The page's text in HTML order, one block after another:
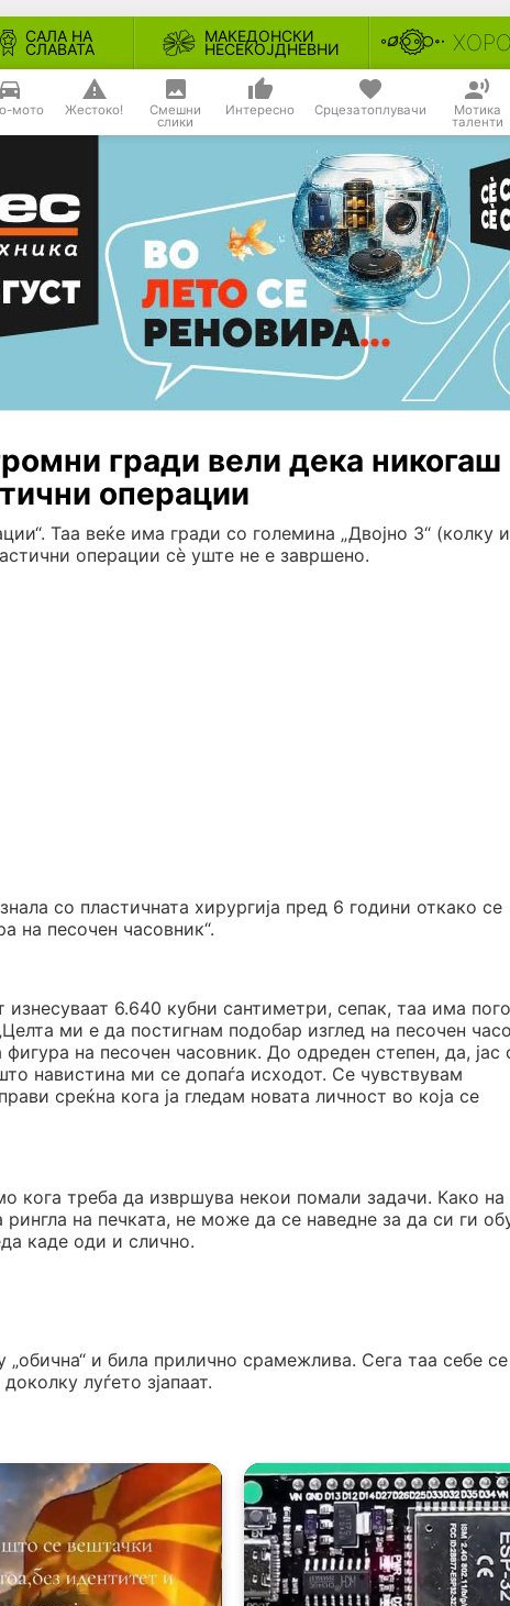
САЛА НА
СЛАВАТА
МАКЕДОНСКИ
НЕСЕКОЈДНЕВНИ
мото Жестоко! Смешни
слики
Интересно Срцезатоплувачи Мотика
таленти
гради вели дека никогаш
операции
Таа веќе има гради со големина „Двојно З“ (колку
операции сѐ уште не е завршено.
со пластичната хирургија пред 6 години откако се
на песочен часовник“.
6.640 кубни сантиметри, сепак, таа има
ми е да постигнам подобар изглед на песочен
на песочен часовник. До одреден степен, да, јас
навистина ми се допаѓа исходот. Се чувствувам
среќна кога ја гледам новата личност во која се
кога треба да извршува некои помали задачи. Како на
на печката, не може да се наведне за да си ги
каде оди и слично.
„обична“ и била прилично срамежлива. Сега таа себе
луѓето зјапаат.